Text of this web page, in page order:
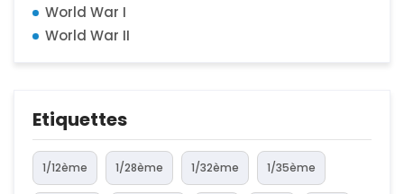
World War I
World War II
Etiquettes
1/12ème 1/28ème 1/32ème 1/35ème